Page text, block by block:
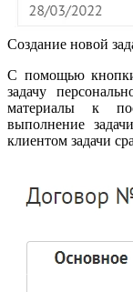
Создание новой
С помощью кнопки
задачу
материалы к
выполнение
клиентом задачи